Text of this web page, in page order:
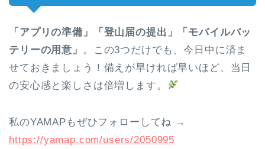
「アプリの準備」「登山届の提出」「モバイルバッ
テリーの用意」 。この3つだけでも、今日中に済ま
せておきましょう！備えが早ければ早いほど、当日
の安心感と楽しさは倍増します。
私のYAMAPもぜひフォローしてね →
https://yamap.com/users/2050995